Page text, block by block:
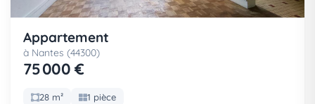
Appartement
à Nantes (44300)
75 000 €
28 m² 1 pièce